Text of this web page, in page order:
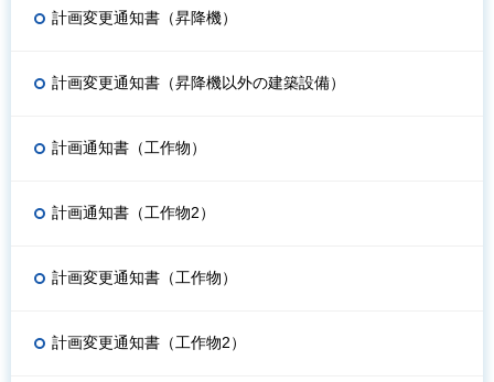
計画変更通知書（昇降機）
計画変更通知書（昇降機以外の建築設備）
計画通知書（工作物）
計画通知書（工作物2）
計画変更通知書（工作物）
計画変更通知書（工作物2）